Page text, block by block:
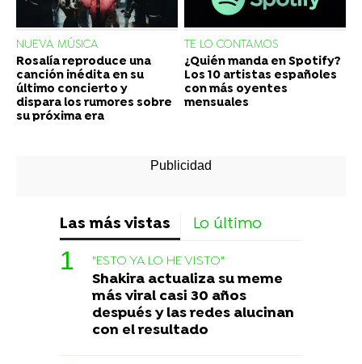
NUEVA MÚSICA
Rosalía reproduce una
canción inédita en su
último concierto y
dispara los rumores sobre
su próxima era
TE LO CONTAMOS
¿Quién manda en Spotify?
Los 10 artistas españoles
con más oyentes
mensuales
Las más vistas Lo último
"ESTO YA LO HE VISTO"
Shakira actualiza su meme
más viral casi 30 años
después y las redes alucinan
con el resultado